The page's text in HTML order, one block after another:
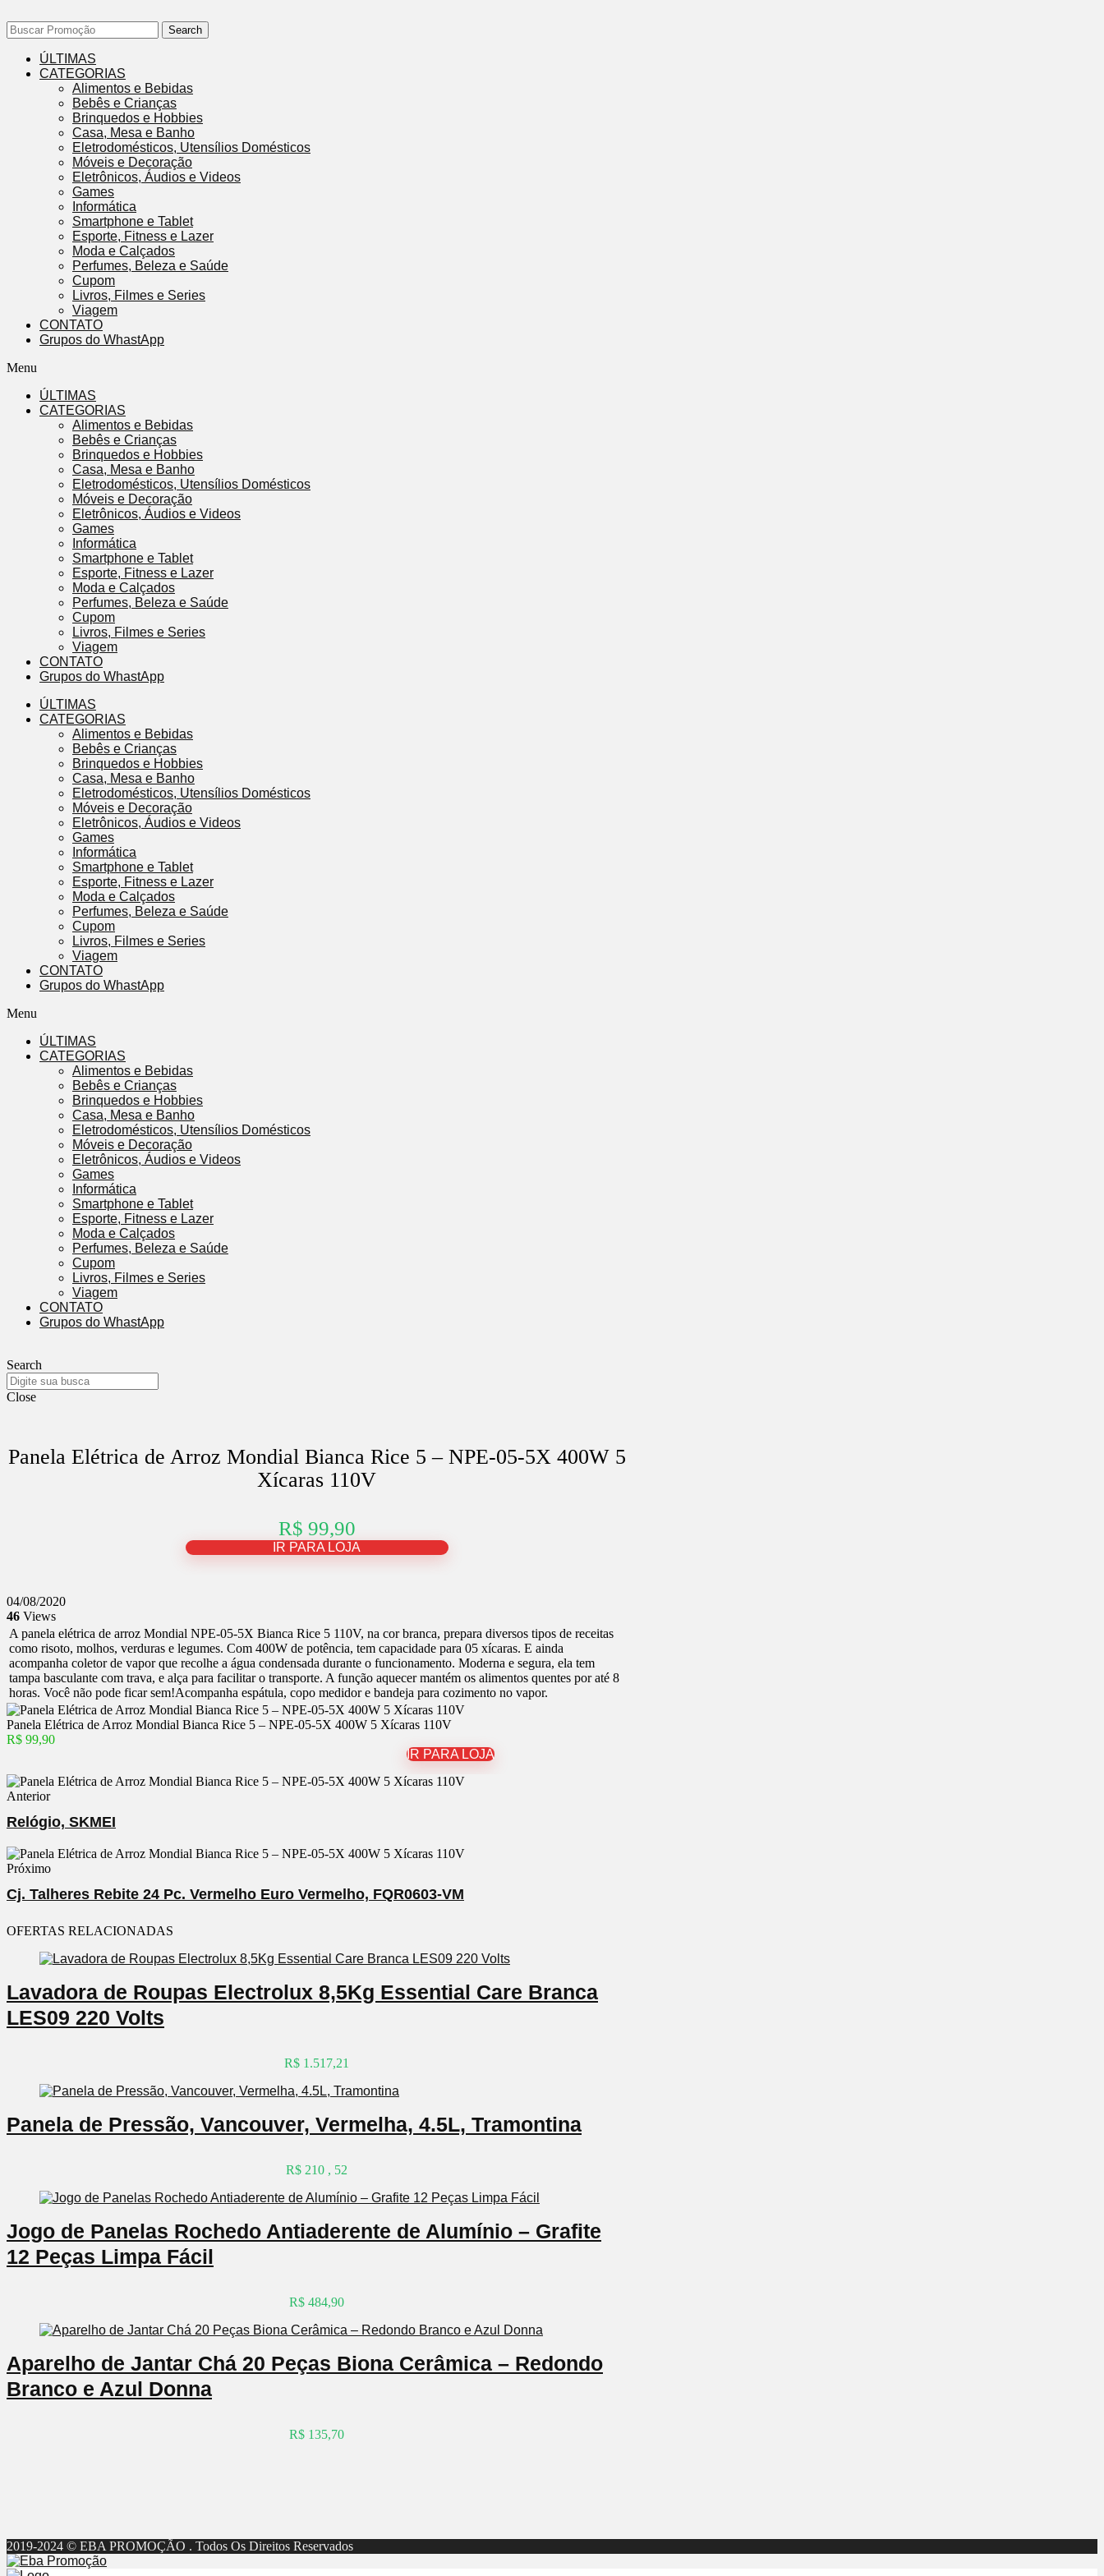
Search
ÚLTIMAS
CATEGORIAS
Alimentos e Bebidas
Bebês e Crianças
Brinquedos e Hobbies
Casa, Mesa e Banho
Eletrodomésticos, Utensílios Domésticos
Móveis e Decoração
Eletrônicos, Áudios e Videos
Games
Informática
Smartphone e Tablet
Esporte, Fitness e Lazer
Moda e Calçados
Perfumes, Beleza e Saúde
Cupom
Livros, Filmes e Series
Viagem
CONTATO
Grupos do WhastApp
Menu
ÚLTIMAS
CATEGORIAS
Alimentos e Bebidas
Bebês e Crianças
Brinquedos e Hobbies
Casa, Mesa e Banho
Eletrodomésticos, Utensílios Domésticos
Móveis e Decoração
Eletrônicos, Áudios e Videos
Games
Informática
Smartphone e Tablet
Esporte, Fitness e Lazer
Moda e Calçados
Perfumes, Beleza e Saúde
Cupom
Livros, Filmes e Series
Viagem
CONTATO
Grupos do WhastApp
ÚLTIMAS
CATEGORIAS
Alimentos e Bebidas
Bebês e Crianças
Brinquedos e Hobbies
Casa, Mesa e Banho
Eletrodomésticos, Utensílios Domésticos
Móveis e Decoração
Eletrônicos, Áudios e Videos
Games
Informática
Smartphone e Tablet
Esporte, Fitness e Lazer
Moda e Calçados
Perfumes, Beleza e Saúde
Cupom
Livros, Filmes e Series
Viagem
CONTATO
Grupos do WhastApp
Menu
ÚLTIMAS
CATEGORIAS
Alimentos e Bebidas
Bebês e Crianças
Brinquedos e Hobbies
Casa, Mesa e Banho
Eletrodomésticos, Utensílios Domésticos
Móveis e Decoração
Eletrônicos, Áudios e Videos
Games
Informática
Smartphone e Tablet
Esporte, Fitness e Lazer
Moda e Calçados
Perfumes, Beleza e Saúde
Cupom
Livros, Filmes e Series
Viagem
CONTATO
Grupos do WhastApp
Search
Close
Panela Elétrica de Arroz Mondial Bianca Rice 5 – NPE-05-5X 400W 5
Xícaras 110V
R$ 99,90
IR PARA LOJA
04/08/2020
46 Views
A panela elétrica de arroz Mondial NPE-05-5X Bianca Rice 5 110V, na cor branca, prepara diversos tipos de receitas
como risoto, molhos, verduras e legumes. Com 400W de potência, tem capacidade para 05 xícaras. E ainda
acompanha coletor de vapor que recolhe a água condensada durante o funcionamento. Moderna e segura, ela tem
tampa basculante com trava, e alça para facilitar o transporte. A função aquecer mantém os alimentos quentes por até 8
horas. Você não pode ficar sem!Acompanha espátula, copo medidor e bandeja para cozimento no vapor.
Panela Elétrica de Arroz Mondial Bianca Rice 5 – NPE-05-5X 400W 5 Xícaras 110V
R$ 99,90
IR PARA LOJA
Anterior
Relógio, SKMEI
Próximo
Cj. Talheres Rebite 24 Pc. Vermelho Euro Vermelho, FQR0603-VM
OFERTAS RELACIONADAS
Lavadora de Roupas Electrolux 8,5Kg Essential Care Branca
LES09 220 Volts
R$ 1.517,21
Panela de Pressão, Vancouver, Vermelha, 4.5L, Tramontina
R$ 210 , 52
Jogo de Panelas Rochedo Antiaderente de Alumínio – Grafite
12 Peças Limpa Fácil
R$ 484,90
Aparelho de Jantar Chá 20 Peças Biona Cerâmica – Redondo
Branco e Azul Donna
R$ 135,70
2019-2024 © EBA PROMOÇÃO . Todos Os Direitos Reservados